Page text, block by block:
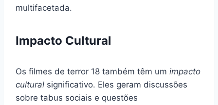
multifacetada.
Impacto Cultural
Os filmes de terror 18 também têm um impacto
cultural significativo. Eles geram discussões
sobre tabus sociais e questões